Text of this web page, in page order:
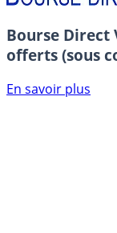
Bourse Direct
offerts (sous
En savoir plus